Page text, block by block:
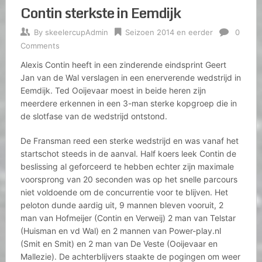
Contin sterkste in Eemdijk
By skeelercupAdmin Seizoen 2014 en eerder
0
Comments
Alexis Contin heeft in een zinderende eindsprint Geert
Jan van de Wal verslagen in een enerverende wedstrijd in
Eemdijk. Ted Ooijevaar moest in beide heren zijn
meerdere erkennen in een 3-man sterke kopgroep die in
de slotfase van de wedstrijd ontstond.
De Fransman reed een sterke wedstrijd en was vanaf het
startschot steeds in de aanval. Half koers leek Contin de
beslissing al geforceerd te hebben echter zijn maximale
voorsprong van 20 seconden was op het snelle parcours
niet voldoende om de concurrentie voor te blijven. Het
peloton dunde aardig uit, 9 mannen bleven vooruit, 2
man van Hofmeijer (Contin en Verweij) 2 man van Telstar
(Huisman en vd Wal) en 2 mannen van Power-play.nl
(Smit en Smit) en 2 man van De Veste (Ooijevaar en
Mallezie). De achterblijvers staakte de pogingen om weer